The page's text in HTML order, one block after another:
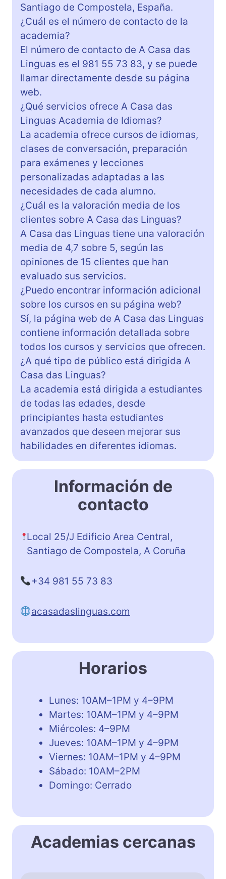
Santiago de Compostela, España.
¿Cuál es el número de contacto de la
academia?
El número de contacto de A Casa das
Linguas es el 981 55 73 83, y se puede
llamar directamente desde su página
web.
¿Qué servicios ofrece A Casa das
Linguas Academia de Idiomas?
La academia ofrece cursos de idiomas,
clases de conversación, preparación
para exámenes y lecciones
personalizadas adaptadas a las
necesidades de cada alumno.
¿Cuál es la valoración media de los
clientes sobre A Casa das Linguas?
A Casa das Linguas tiene una valoración
media de 4,7 sobre 5, según las
opiniones de 15 clientes que han
evaluado sus servicios.
¿Puedo encontrar información adicional
sobre los cursos en su página web?
Sí, la página web de A Casa das Linguas
contiene información detallada sobre
todos los cursos y servicios que ofrecen.
¿A qué tipo de público está dirigida A
Casa das Linguas?
La academia está dirigida a estudiantes
de todas las edades, desde
principiantes hasta estudiantes
avanzados que deseen mejorar sus
habilidades en diferentes idiomas.
Información de
contacto
Local 25/J Edificio Area Central,
Santiago de Compostela, A Coruña
+34 981 55 73 83
acasadaslinguas.com
Horarios
Lunes: 10AM–1PM y 4–9PM
Martes: 10AM–1PM y 4–9PM
Miércoles: 4–9PM
Jueves: 10AM–1PM y 4–9PM
Viernes: 10AM–1PM y 4–9PM
Sábado: 10AM–2PM
Domingo: Cerrado
Academias cercanas